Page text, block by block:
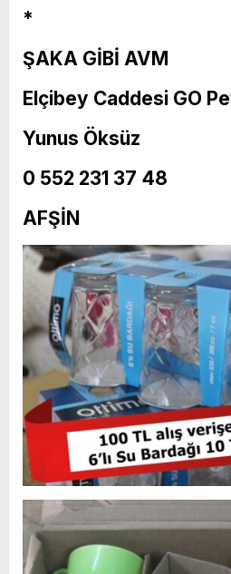
*
ŞAKA GİBİ AVM
Elçibey Caddesi GO
Yunus Öksüz
0 552 231 37 48
AFŞİN